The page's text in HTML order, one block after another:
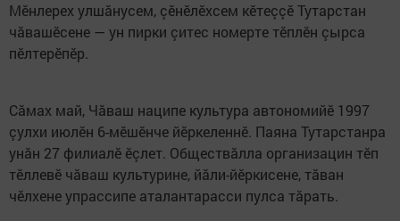
Мӗнлерех улшăнусем, çӗнӗлӗхсем кӗтеççӗ Тутарстан
чăвашӗсене — ун пирки çитес номерте тӗплӗн çырса
пӗлтерӗпӗр.
Сăмах май, Чăваш наципе культура автономийӗ 1997
çулхи июлӗн 6-мӗшӗнче йӗркеленнӗ. Паяна Тутарстанра
унăн 27 филиалӗ ӗçлет. Обществăлла организацин тӗп
тӗллевӗ чăваш культурине, йăли-йӗркисене, тăван
чӗлхене упрассипе аталантарасси пулса тăрать.